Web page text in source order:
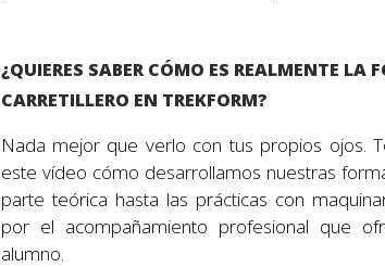
¿QUIERES SABER CÓMO ES REALMENTE LA
CARRETILLERO EN TREKFORM?
Nada mejor que verlo con tus propios ojos.
este vídeo cómo desarrollamos nuestras
parte teórica hasta las prácticas con
por el acompañamiento profesional que
alumno.